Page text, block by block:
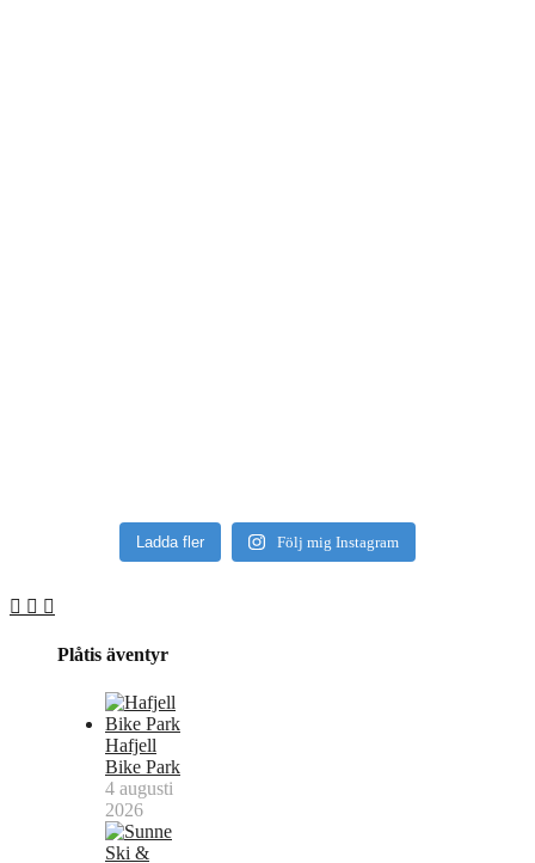
Ladda fler Följ mig Instagram
Plåtis äventyr
Hafjell
Bike Park
4 augusti
2026